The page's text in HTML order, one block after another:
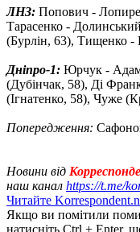
ЛНЗ: Попович -
Тарасенко -
(Бурлін, 63), Тищенко -
Дніпро-1: Юрчук -
(Дубінчак, 58), Ді
(Ігнатенко, 58), Чуже
Попередження:
Новини від
наш канал https://t.me/
Читайте
Якщо ви помітили
натисніть Ctrl + Enter,